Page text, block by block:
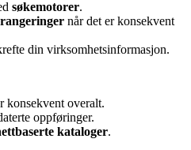
søkemotorer.
når det er konsekvent
din virksomhetsinformasjon.
konsekvent overalt.
oppføringer.
kataloger.